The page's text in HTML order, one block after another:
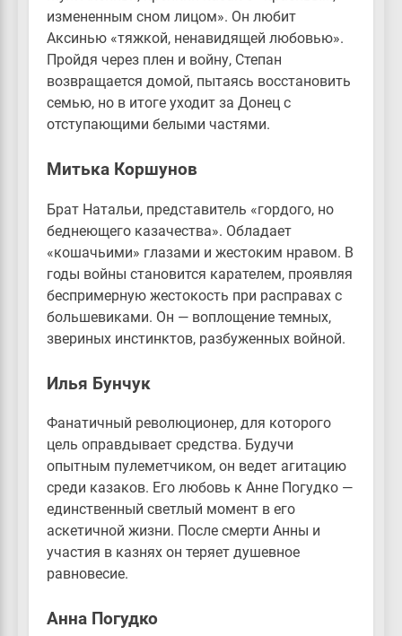
измененным сном лицом». Он любит
Аксинью «тяжкой, ненавидящей любовью».
Пройдя через плен и войну, Степан
возвращается домой, пытаясь восстановить
семью, но в итоге уходит за Донец с
отступающими белыми частями.
Митька Коршунов
Брат Натальи, представитель «гордого, но
беднеющего казачества». Обладает
«кошачьими» глазами и жестоким нравом. В
годы войны становится карателем, проявляя
беспримерную жестокость при расправах с
большевиками. Он — воплощение темных,
звериных инстинктов, разбуженных войной.
Илья Бунчук
Фанатичный революционер, для которого
цель оправдывает средства. Будучи
опытным пулеметчиком, он ведет агитацию
среди казаков. Его любовь к Анне Погудко —
единственный светлый момент в его
аскетичной жизни. После смерти Анны и
участия в казнях он теряет душевное
равновесие.
Анна Погудко